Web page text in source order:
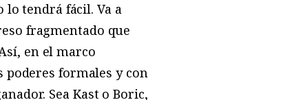
lo tendrá fácil. Va a
fragmentado que
en el marco
formales y con
Sea Kast o Boric,